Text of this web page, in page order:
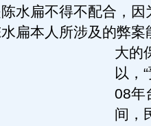
水扁不得不配合，因
扁本人所涉及的弊案
大的
以，
08年
间，